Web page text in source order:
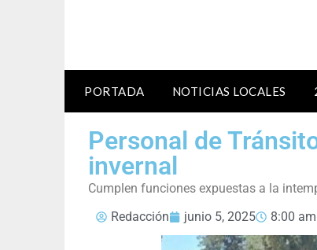
PORTADA NOTICIAS LOCALES
Personal de
invernal
Cumplen funciones expuestas a la
Redacción
junio 5, 2025 8:00 am